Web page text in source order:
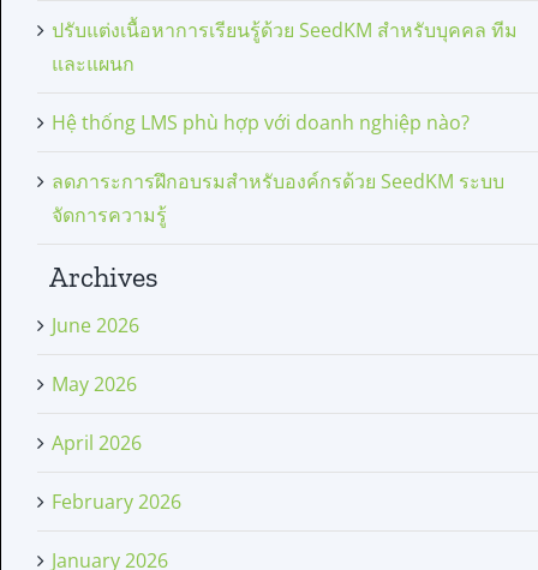
ปรับแต่งเนื้อหาการเรียนรู้ด้วย SeedKM สำหรับบุคคล ทีม
และแผนก
Hệ thống LMS phù hợp với doanh nghiệp nào?
ลดภาระการฝึกอบรมสำหรับองค์กรด้วย SeedKM ระบบ
จัดการความรู้
Archives
June 2026
May 2026
April 2026
February 2026
January 2026